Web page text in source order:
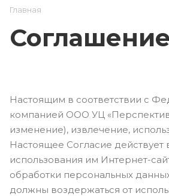
Главная
Настоящим в соответствии с
компанией ООО УЦ
изменение), извлечение,
Настоящее Согласие
использования им Интернет-
обработки персональных
должны воздержаться от